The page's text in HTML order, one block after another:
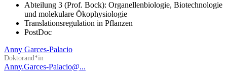
Abteilung 3 (Prof. Bock): Organellenbiologie, Biotechnologie
und molekulare Ökophysiologie
Translationsregulation in Pflanzen
PostDoc
Anny Garces-Palacio
Doktorand*in
Anny.Garces-Palacio@...